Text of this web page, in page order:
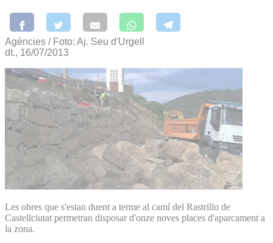
Agències / Foto: Aj. Seu d'Urgell
dt., 16/07/2013
Les obres que s'estan duent a terme al camí del Rastrillo de
Castellciutat permetran disposar d'onze noves places d'aparcament a
la zona.